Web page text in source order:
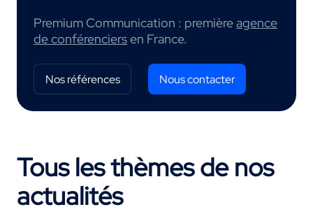
Premium Communication : premièreagence
de conférenciersen France.
Nos références Nous contacter
Tous les thèmes de nos
actualités